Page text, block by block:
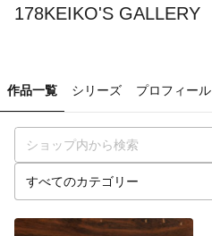
178KEIKO'S GALLERY
作品一覧 シリーズ プロフィール